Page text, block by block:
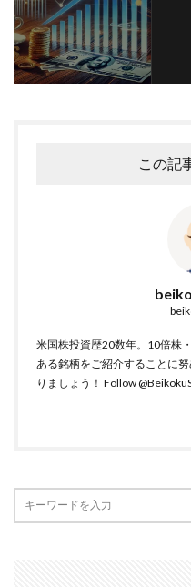
この記
米国株投資歴20数年。10倍株
ある銘柄をご紹介することに
りましょう！ Follow